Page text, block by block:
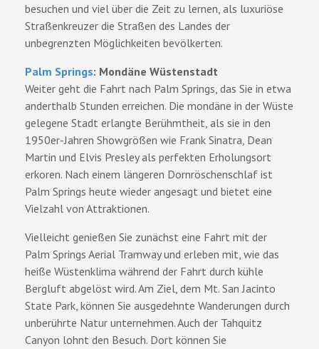
besuchen und viel über die Zeit zu lernen, als luxuriöse
Straßenkreuzer die Straßen des Landes der
unbegrenzten Möglichkeiten bevölkerten.
Palm Springs: Mondäne Wüstenstadt
Weiter geht die Fahrt nach Palm Springs, das Sie in etwa
anderthalb Stunden erreichen. Die mondäne in der Wüste
gelegene Stadt erlangte Berühmtheit, als sie in den
1950er-Jahren Showgrößen wie Frank Sinatra, Dean
Martin und Elvis Presley als perfekten Erholungsort
erkoren. Nach einem längeren Dornröschenschlaf ist
Palm Springs heute wieder angesagt und bietet eine
Vielzahl von Attraktionen.
Vielleicht genießen Sie zunächst eine Fahrt mit der
Palm Springs Aerial Tramway und erleben mit, wie das
heiße Wüstenklima während der Fahrt durch kühle
Bergluft abgelöst wird. Am Ziel, dem Mt. San Jacinto
State Park, können Sie ausgedehnte Wanderungen durch
unberührte Natur unternehmen. Auch der Tahquitz
Canyon lohnt den Besuch. Dort können Sie